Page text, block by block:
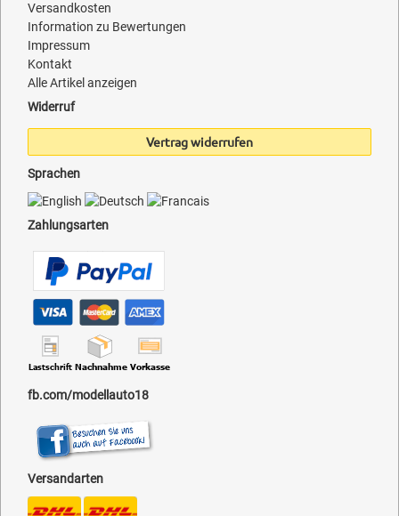
Versandkosten
Information zu Bewertungen
Impressum
Kontakt
Alle Artikel anzeigen
Widerruf
Vertrag widerrufen
Sprachen
Zahlungsarten
fb.com/modellauto18
Versandarten